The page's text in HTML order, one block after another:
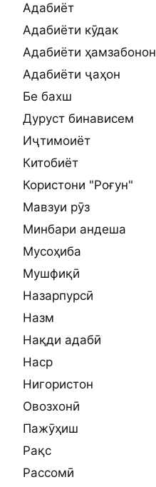
Адабиёт
Адабиёти кӯдак
Адабиёти ҳамзабонон
Адабиёти ҷаҳон
Бе бахш
Дуруст бинависем
Иҷтимоиёт
Китобиёт
Користони "Роғун"
Мавзуи рӯз
Минбари андеша
Мусоҳиба
Мушфиқӣ
Назарпурсӣ
Назм
Нақди адабӣ
Наср
Нигористон
Овозхонӣ
Пажӯҳиш
Рақс
Рассомӣ